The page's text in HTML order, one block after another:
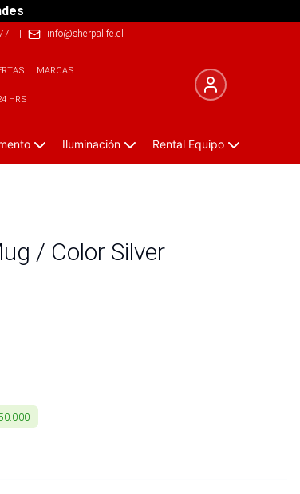
| info@sherpalife.cl
MARCAS
HRS
Iluminación Rental Equipo
/ Color Silver